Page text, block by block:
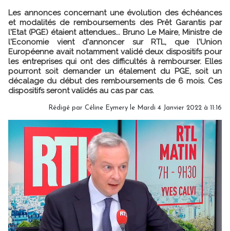
Les annonces concernant une évolution des échéances
et modalités de remboursements des Prêt Garantis par
l'Etat (PGE) étaient attendues... Bruno Le Maire, Ministre de
l'Economie vient d'annoncer sur RTL, que l'Union
Européenne avait notamment validé deux dispositifs pour
les entreprises qui ont des difficultés à rembourser. Elles
pourront soit demander un étalement du PGE, soit un
décalage du début des remboursements de 6 mois. Ces
dispositifs seront validés au cas par cas.
Rédigé par Céline Eymery le Mardi 4 Janvier 2022 à 11:16